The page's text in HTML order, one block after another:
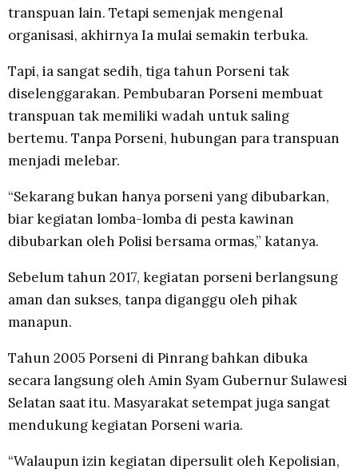
transpuan lain. Tetapi semenjak mengenal
organisasi, akhirnya Ia mulai semakin terbuka.
Tapi, ia sangat sedih, tiga tahun Porseni tak
diselenggarakan. Pembubaran Porseni membuat
transpuan tak memiliki wadah untuk saling
bertemu. Tanpa Porseni, hubungan para transpuan
menjadi melebar.
“Sekarang bukan hanya porseni yang dibubarkan,
biar kegiatan lomba-lomba di pesta kawinan
dibubarkan oleh Polisi bersama ormas,” katanya.
Sebelum tahun 2017, kegiatan porseni berlangsung
aman dan sukses, tanpa diganggu oleh pihak
manapun.
Tahun 2005 Porseni di Pinrang bahkan dibuka
secara langsung oleh Amin Syam Gubernur Sulawesi
Selatan saat itu. Masyarakat setempat juga sangat
mendukung kegiatan Porseni waria.
“Walaupun izin kegiatan dipersulit oleh Kepolisian,